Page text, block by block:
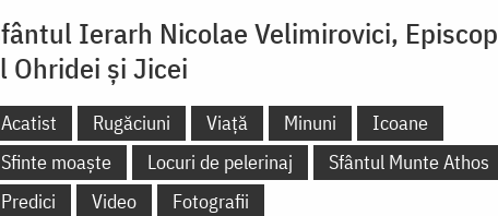
Ierarh Nicolae Velimirovici, Episcop
Ohridei și Jicei
Acatist Rugăciuni Viață Minuni
Icoane
Sfinte moaște
Locuri de pelerinaj
Sfântul Munte Athos
Predici
Video Fotografii